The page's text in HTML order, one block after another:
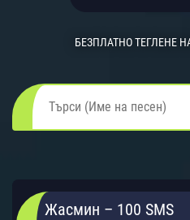
БЕЗПЛАТНО ТЕГЛЕНЕ
Жасмин – 100 SMS